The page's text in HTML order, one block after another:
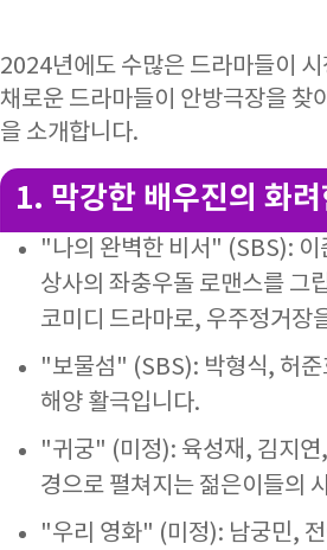
2024년에도 수많은 드라마들이
채로운 드라마들이 안방극장을 찾
을 소개합니다.
1. 막강한 배우진의 화
"나의 완벽한 비서" (SBS): 이
상사의 좌충우돌 로맨스를
코미디 드라마로, 우주정거장
"보물섬" (SBS): 박형식, 허준
해양 활극입니다.
"귀궁" (미정): 육성재, 김지연
경으로 펼쳐지는 젊은이들의
"우리 영화" (미정): 남궁민,